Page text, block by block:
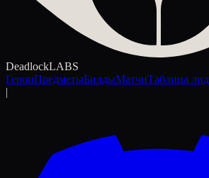
DeadlockLABS
ГероиПредметыБилдыМатчиТаблица
|